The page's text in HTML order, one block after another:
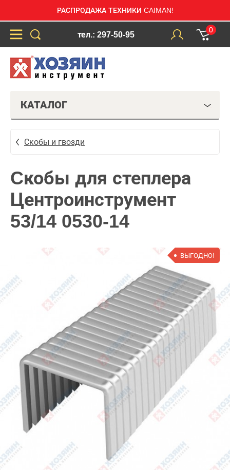
РАСПРОДАЖА ТЕХНИКИ CAIMAN!
тел.: 297-50-95
0
КАТАЛОГ
Скобы и гвозди
Cкобы для степлера
Центроинструмент
53/14 0530-14
ВЫГОДНО!